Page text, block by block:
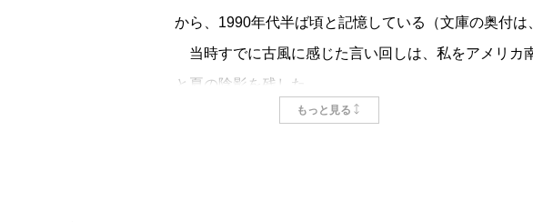
から、1990年代半ば頃と記憶している（文庫の奥付
当時すでに古風に感じた言い回しは、私をアメリカ
と夏の陰影を残した。
今あらすじを拾い上げれば、本作はむしろ陰鬱な過
もっと見る